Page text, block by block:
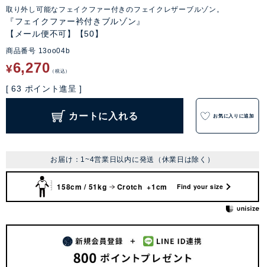
取り外し可能なフェイクファー付きのフェイクレザーブルゾン。
『フェイクファー衿付きブルゾン』
【メール便不可】【50】
商品番号 13oo04b
¥6,270 税込
[ 63 ポイント進呈 ]
カートに入れる お気に入りに追加
お届け：1~4営業日以内に発送（休業日は除く）
158cm / 51kg Crotch +1cm Find your size